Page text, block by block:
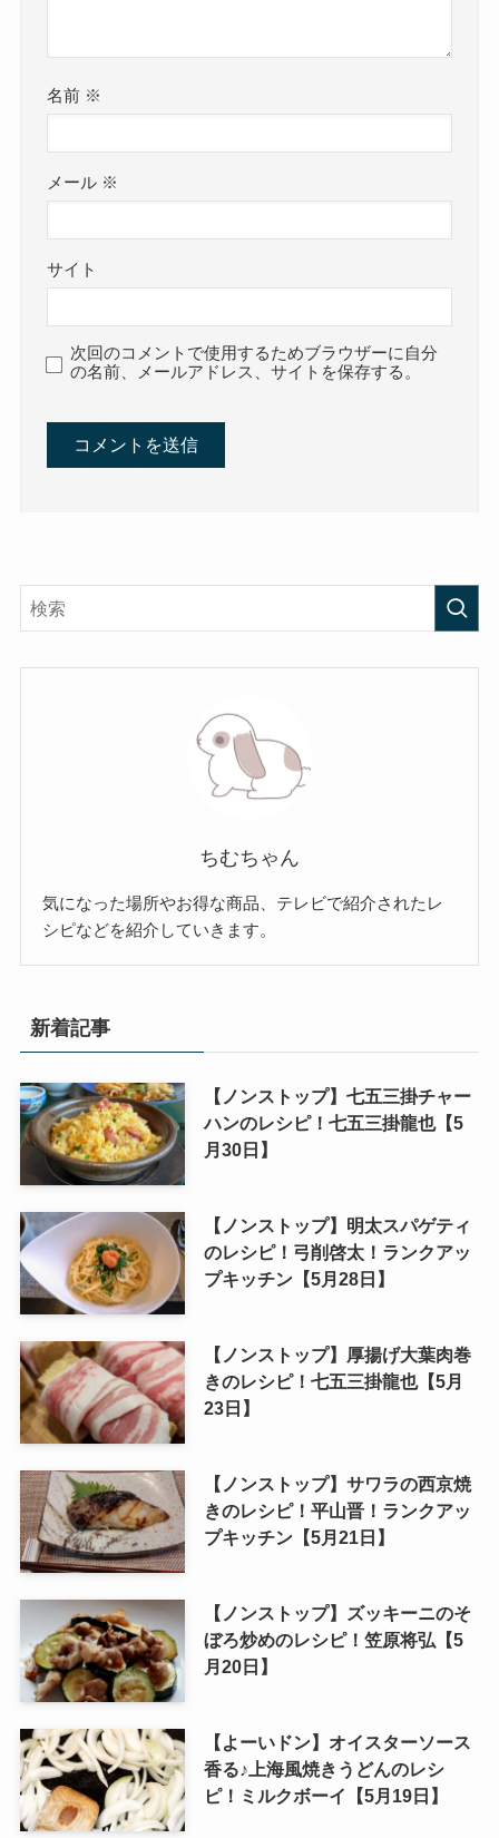
名前 ※
メール ※
サイト
次回のコメントで使用するためブラウザーに自分
の名前、メールアドレス、サイトを保存する。
ちむちゃん
気になった場所やお得な商品、テレビで紹介されたレ
シピなどを紹介していきます。
新着記事
【ノンストップ】七五三掛チャー
ハンのレシピ！七五三掛龍也【5
月30日】
【ノンストップ】明太スパゲティ
のレシピ！弓削啓太！ランクアッ
プキッチン【5月28日】
【ノンストップ】厚揚げ大葉肉巻
きのレシピ！七五三掛龍也【5月
23日】
【ノンストップ】サワラの西京焼
きのレシピ！平山晋！ランクアッ
プキッチン【5月21日】
【ノンストップ】ズッキーニのそ
ぼろ炒めのレシピ！笠原将弘【5
月20日】
【よーいドン】オイスターソース
香る♪上海風焼きうどんのレシ
ピ！ミルクボーイ【5月19日】